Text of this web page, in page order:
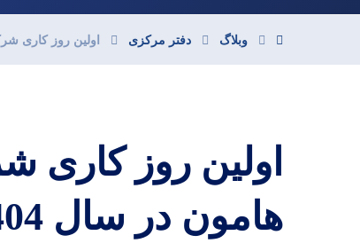
وبلاگ دفتر مرکزی اولین روز کاری
اولین روز
هامون در سال 1404